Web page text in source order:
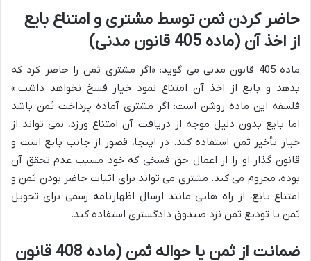
حاضر کردن ثمن توسط مشتری و امتناع بایع
از اخذ آن (ماده 405 قانون مدنی)
ماده 405 قانون مدنی می گوید: «اگر مشتری ثمن را حاضر کرد که
بدهد و بایع از اخذ آن امتناع نمود خیار فسخ نخواهد داشت.»
فلسفه این ماده روشن است: اگر مشتری آماده پرداخت ثمن باشد
اما بایع بدون دلیل موجه از دریافت آن امتناع ورزد، نمی تواند از
خیار تأخیر ثمن استفاده کند. در اینجا، قصور از جانب بایع است و
قانون گذار او را از اعمال حق فسخی که خود مسبب عدم تحقق آن
بوده، محروم می کند. مشتری می تواند برای اثبات حاضر بودن ثمن و
امتناع بایع، از راه هایی مانند ارسال اظهارنامه رسمی برای تحویل
ثمن یا تودیع ثمن نزد صندوق دادگستری استفاده کند.
ضمانت از ثمن یا حواله ثمن (ماده 408 قانون